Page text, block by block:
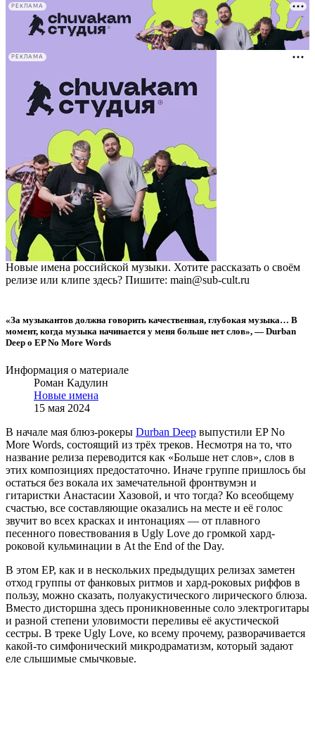
РЕКЛАМА
РЕКЛАМА
Новые имена российской музыки. Хотите рассказать о своём
релизе или клипе здесь? Пишите: main@sub-cult.ru
«За музыкантов должна говорить качественная, глубокая музыка… В
момент, когда музыка начинается у меня больше нет слов», — Durban
Deep о EP No More Words
Информация о материале
Роман Кадулин
Новые имена
15 мая 2024
В начале мая блюз-рокеры Durban Deep выпустили EP No
More Words, состоящий из трёх треков. Несмотря на то, что
название релиза переводится как «Больше нет слов», слов в
этих композициях предостаточно. Иначе группе пришлось бы
остаться без вокала их замечательной фронтвумэн и
гитаристки Анастасии Хазовой, и что тогда? Ко всеобщему
счастью, все составляющие оказались на месте и её голос
звучит во всех красках и интонациях — от плавного
песенного повествования в Ugly Love до громкой хард-
роковой кульминации в At the End of the Day.
В этом EP, как и в нескольких предыдущих релизах заметен
отход группы от фанковых ритмов и хард-роковых риффов в
пользу, можно сказать, полуакустического лирического блюза.
Вместо дисторшна здесь проникновенные соло электрогитары
и разной степени уловимости переливы её акустической
сестры. В треке Ugly Love, ко всему прочему, разворачивается
какой-то симфонический микродраматизм, который задают
еле слышимые смычковые.